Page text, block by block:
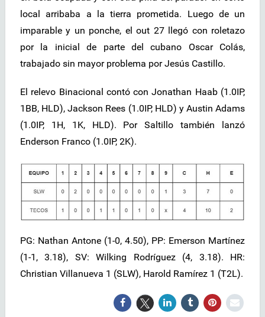
local arribaba a la tierra prometida. Luego de un
imparable y un ponche, el out 27 llegó con roletazo
por la inicial de parte del cubano Oscar Colás,
trabajado sin mayor problema por Jesús Castillo.
El relevo Binacional contó con Jonathan Haab (1.0IP,
1BB, HLD), Jackson Rees (1.0IP, HLD) y Austin Adams
(1.0IP, 1H, 1K, HLD). Por Saltillo también lanzó
Enderson Franco (1.0IP, 2K).
PG: Nathan Antone (1-0, 4.50), PP: Emerson Martínez
(1-1, 3.18), SV: Wilking Rodríguez (4, 3.18). HR:
Christian Villanueva 1 (SLW), Harold Ramírez 1 (T2L).